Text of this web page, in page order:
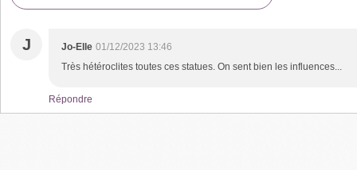
J Jo-Elle 01/12/2023 13:46
Très hétéroclites toutes ces statues. On sent bien les influences...
Répondre